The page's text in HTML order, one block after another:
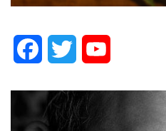
FacebookTwitter